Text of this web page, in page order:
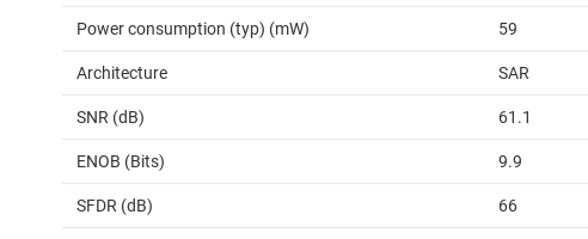
Power consumption (typ) (mW) 59
Architecture SAR
SNR (dB) 61.1
ENOB (Bits) 9.9
SFDR (dB) 66